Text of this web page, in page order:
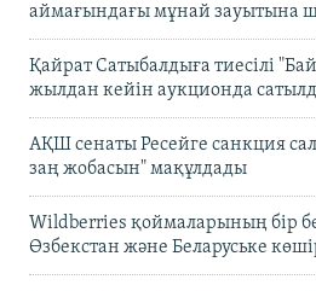
аймағындағы мұнай зауытына
Қайрат Сатыбалдыға тиесілі
жылдан кейін аукционда
АҚШ сенаты Ресейге санкция
заң жобасын" мақұлдады
Wildberries қоймаларының бір
Өзбекстан және Беларуське